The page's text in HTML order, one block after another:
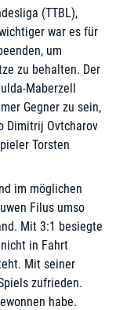
(TTBL),
war es für
um
zu behalten. Der
Maberzell
Gegner zu sein,
Dimitrij Ovtcharov
Torsten
im möglichen
Filus umso
Mit 3:1 besiegte
in Fahrt
Mit seiner
zufrieden.
habe.